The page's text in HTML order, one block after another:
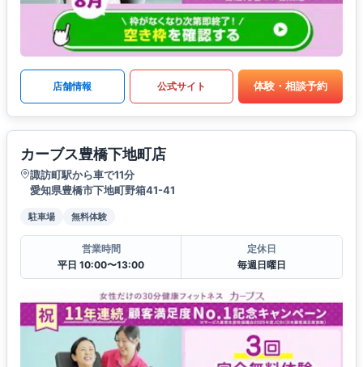
店舗情報 公式サイト 体験・相談予約
カーブス豊橋下地町店
諏訪町駅から車で11分
愛知県豊橋市下地町野箱41-41
駐車場 無料体験
営業時間
平日 10:00〜13:00
定休日
毎週日曜日